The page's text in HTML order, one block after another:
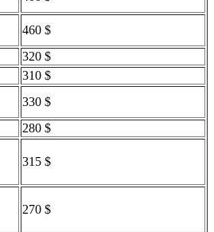
460 $
320 $
310 $
330 $
280 $
315 $
270 $